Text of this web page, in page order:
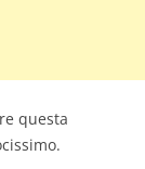
questa